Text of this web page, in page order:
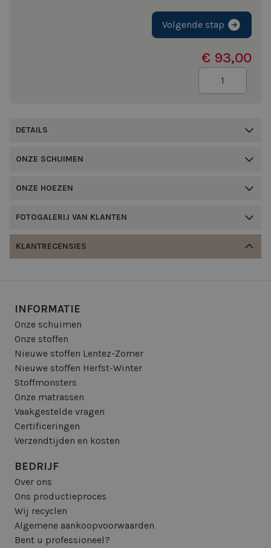
Volgende stap
€ 93,00
DETAILS
ONZE SCHUIMEN
ONZE HOEZEN
FOTOGALERIJ VAN KLANTEN
KLANTRECENSIES
INFORMATIE
Onze schuimen
Onze stoffen
Nieuwe stoffen Lentez-Zomer
Nieuwe stoffen Herfst-Winter
Stoffmonsters
Onze matrassen
Vaakgestelde vragen
Certificeringen
Verzendtijden en kosten
BEDRIJF
Over ons
Ons productieproces
Wij recyclen
Algemene aankoopvoorwaarden
Bent u professioneel?